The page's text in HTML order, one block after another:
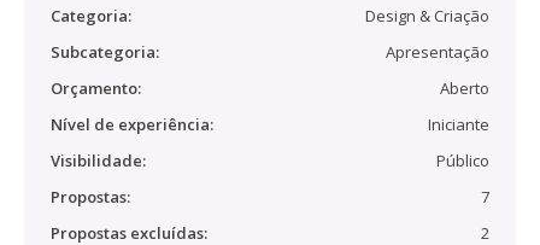
Categoria:
Design & Criação
Subcategoria:
Apresentação
Orçamento:
Aberto
Nível de experiência:
Iniciante
Visibilidade:
Público
Propostas:
7
Propostas excluídas:
2